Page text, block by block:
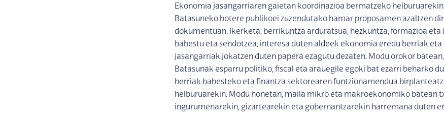
Ekonomia jasangarriaren gaietan koordinazioa bermatzeko
Batasuneko botere publikoei zuzendutako hamar proposamen azaltzen
dokumentuan. Ikerketa, berrikuntza arduratsua, hezkuntza, formazioa eta
babestu eta sendotzea, interesa duten aldeek ekonomia eredu berriak eta
jasangarriak jokatzen duten papera ezagutu dezaten. Modu orokor
Batasunak esparru politiko, fiscal eta arauegile egoki bat ezarri beharko
berriak babesteko eta finantza sektorearen funtzionamendua
helburuarekin. Modu honetan, maila mikro eta makroekonomiko batean
ingurumenarekin, gizartearekin eta gobernantzarekin harremana duten